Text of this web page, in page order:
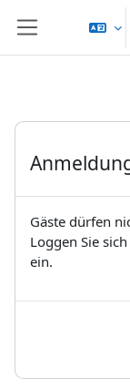
Website-
Gäste dürfen
Loggen Sie
ein.